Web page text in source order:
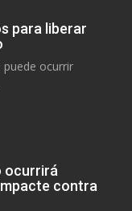
para liberar
puede ocurrir
ocurrirá
contra